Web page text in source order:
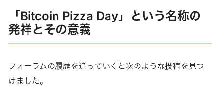
「Bitcoin Pizza Day」という名称の
発祥とその意義
フォーラムの履歴を追っていくと次のような投稿を見つ
けました。